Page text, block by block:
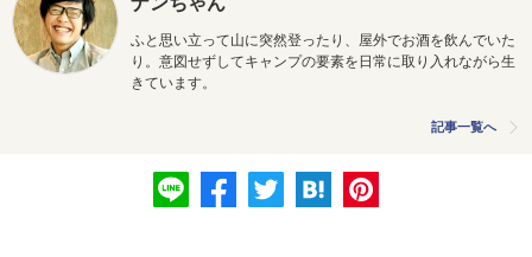
ふと思い立って山に突然登ったり、屋外でお酒を飲んでいた
り。意図せずしてキャンプの要素を日常に取り入れながら生
きています。
記事一覧へ